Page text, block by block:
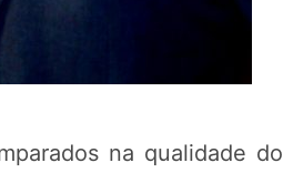
na qualidade do